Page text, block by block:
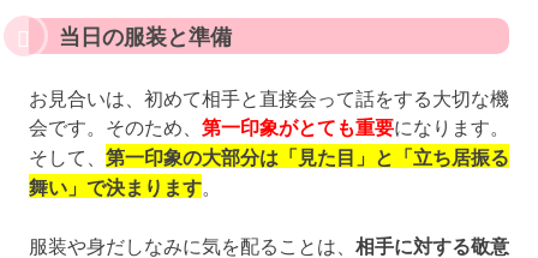
当日の服装と準備
お見合いは、初めて相手と直接会って話をする大切な機
会です。そのため、 第一印象がとても重要になります。
そして、 第一印象の大部分は「見た目」と「立ち居振る
舞い」で決まります
服装や身だしなみに気を配ることは、 相手に対する敬意